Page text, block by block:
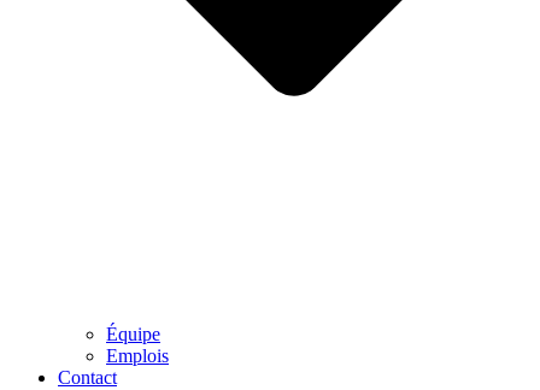
Équipe
Emplois
Contact